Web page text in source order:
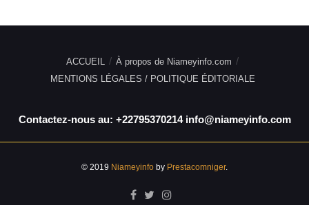
ACCUEIL
À propos de Niameyinfo.com
MENTIONS LÉGALES / POLITIQUE ÉDITORIALE
Contactez-nous au: +22795370214 info@niameyinfo.com
© 2019 Niameyinfo by Prestacomniger.